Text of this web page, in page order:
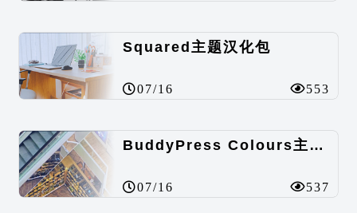
Squared主题汉化包
07/16 553
BuddyPress Colours主题汉化包
07/16 537